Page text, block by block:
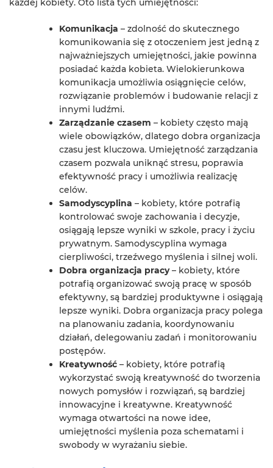
każdej kobiety. Oto lista tych umiejętności:
Komunikacja – zdolność do skutecznego
komunikowania się z otoczeniem jest jedną z
najważniejszych umiejętności, jakie powinna
posiadać każda kobieta. Wielokierunkowa
komunikacja umożliwia osiągnięcie celów,
rozwiązanie problemów i budowanie relacji z
innymi ludźmi.
Zarządzanie czasem – kobiety często mają
wiele obowiązków, dlatego dobra organizacja
czasu jest kluczowa. Umiejętność zarządzania
czasem pozwala uniknąć stresu, poprawia
efektywność pracy i umożliwia realizację
celów.
Samodyscyplina – kobiety, które potrafią
kontrolować swoje zachowania i decyzje,
osiągają lepsze wyniki w szkole, pracy i życiu
prywatnym. Samodyscyplina wymaga
cierpliwości, trzeźwego myślenia i silnej woli.
Dobra organizacja pracy– kobiety, które
potrafią organizować swoją pracę w sposób
efektywny, są bardziej produktywne i osiągają
lepsze wyniki. Dobra organizacja pracy polega
na planowaniu zadania, koordynowaniu
działań, delegowaniu zadań i monitorowaniu
postępów.
Kreatywność – kobiety, które potrafią
wykorzystać swoją kreatywność do tworzenia
nowych pomysłów i rozwiązań, są bardziej
innowacyjne i kreatywne. Kreatywność
wymaga otwartości na nowe idee,
umiejętności myślenia poza schematami i
swobody w wyrażaniu siebie.